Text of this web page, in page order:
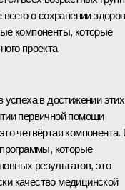
о сохранении
компоненты, которые
проекта
успеха в достижении этих
первичной помощи
четвёртая компонента.
которые
результатов, это
качество медицинской